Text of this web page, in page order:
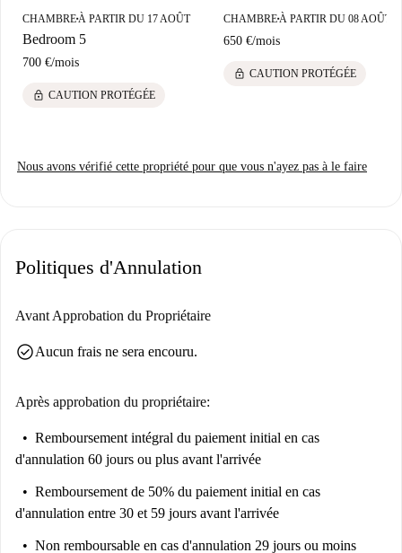
CHAMBRE■À PARTIR DU 17 AOÛT
Bedroom 5
700 €/mois
lock CAUTION PROTÉGÉE
CHAMBRE■À PARTIR DU 08 AOÛT
650 €/mois
lock CAUTION PROTÉGÉE
Nous avons vérifié cette propriété pour que vous n'ayez pas à le faire
Politiques d'Annulation
Avant Approbation du Propriétaire
check_circleAucun frais ne sera encouru.
Après approbation du propriétaire:
Remboursement intégral du paiement initial en cas
d'annulation 60 jours ou plus avant l'arrivée
Remboursement de 50% du paiement initial en cas
d'annulation entre 30 et 59 jours avant l'arrivée
Non remboursable en cas d'annulation 29 jours ou moins